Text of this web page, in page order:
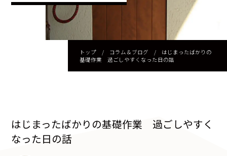
トップ/ コラム＆ブログ / はじまったばかりの
基礎作業 過ごしやすくなった日の話
はじまったばかりの基礎作業 過ごしやすく
なった日の話